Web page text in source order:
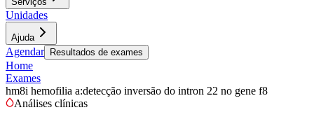
Unidades
Ajuda
Agendar Resultados de exames
Home
Exames
hm8i hemofilia a:detecção inversão do intron 22 no gene f8
Análises clínicas